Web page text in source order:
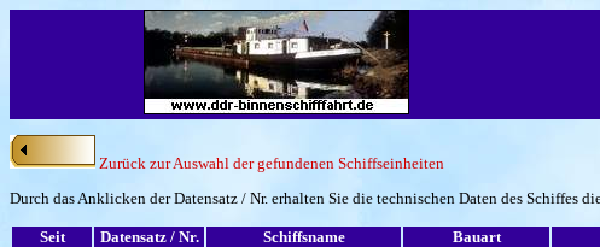
Zurück zur Auswahl der gefundenen Schiffseinheiten
Durch das Anklicken der Datensatz / Nr. erhalten Sie die technischen Daten des Schiffes
Seit Datensatz / Nr. Schiffsname Bauart